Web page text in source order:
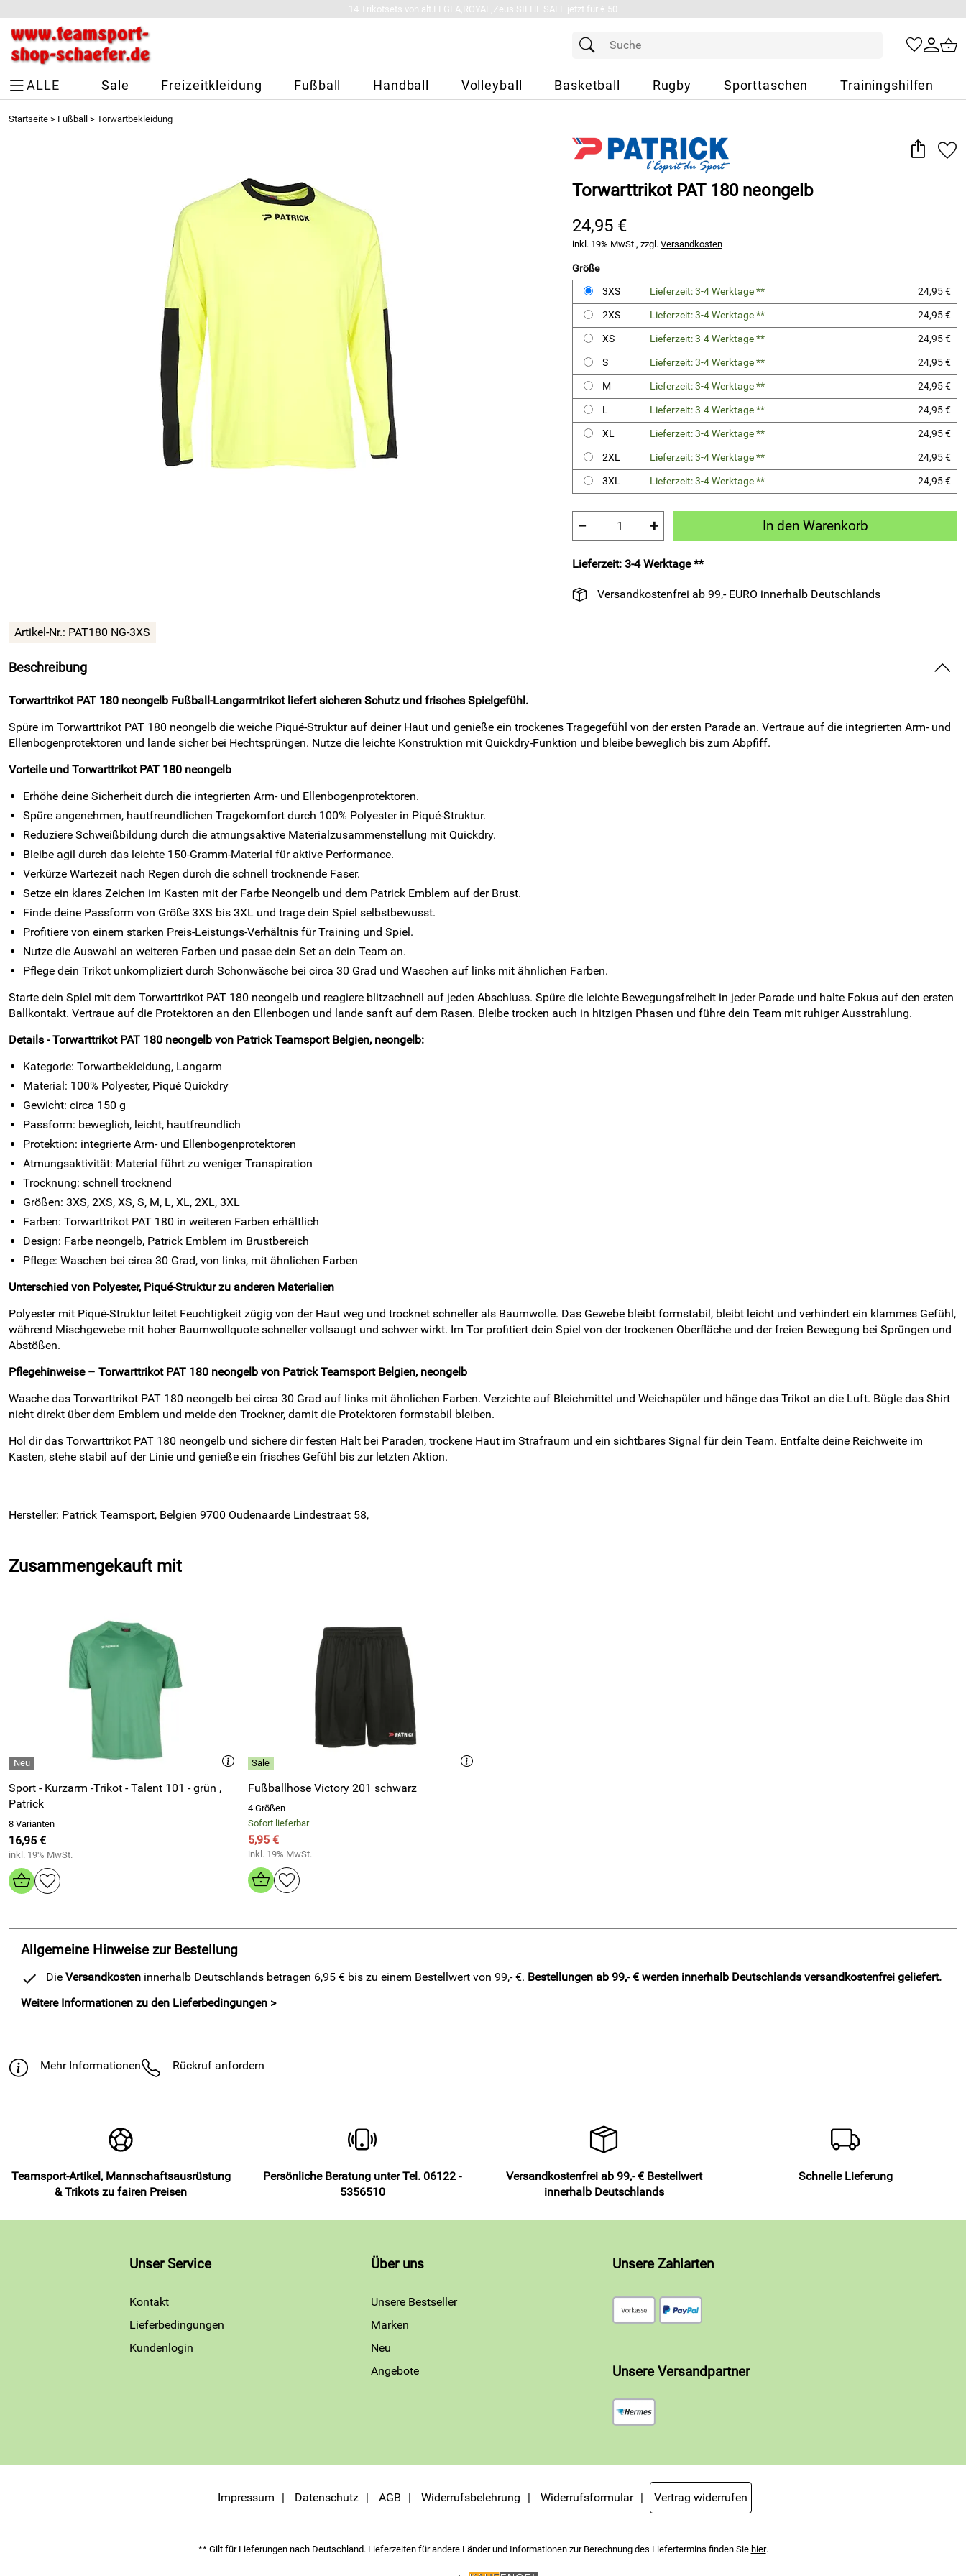
14 Trikotsets von alt.LEGEA,ROYAL,Zeus SIEHE SALE jetzt für € 50
ALLE Sale Freizeitkleidung Fußball Handball Volleyball Basketball Rugby Sporttaschen Trainingshilfen
Startseite > Fußball > Torwartbekleidung
Torwarttrikot PAT 180 neongelb
24,95 €
inkl. 19% MwSt., zzgl. Versandkosten
Größe
3XS
Lieferzeit: 3-4 Werktage **
24,95 €
2XS
Lieferzeit: 3-4 Werktage **
24,95 €
XS
Lieferzeit: 3-4 Werktage **
24,95 €
S
Lieferzeit: 3-4 Werktage **
24,95 €
M
Lieferzeit: 3-4 Werktage **
24,95 €
L
Lieferzeit: 3-4 Werktage **
24,95 €
XL
Lieferzeit: 3-4 Werktage **
24,95 €
2XL
Lieferzeit: 3-4 Werktage **
24,95 €
3XL
Lieferzeit: 3-4 Werktage ** 24,95 €
− + In den Warenkorb
Lieferzeit: 3-4 Werktage **
Versandkostenfrei ab 99,- EURO innerhalb Deutschlands
Artikel-Nr.: PAT180 NG-3XS
Beschreibung
Torwarttrikot PAT 180 neongelb Fußball-Langarmtrikot liefert sicheren Schutz und frisches Spielgefühl.
Spüre im Torwarttrikot PAT 180 neongelb die weiche Piqué-Struktur auf deiner Haut und genieße ein trockenes Tragegefühl von der ersten Parade an. Vertraue auf die integrierten Arm- und
Ellenbogenprotektoren und lande sicher bei Hechtsprüngen. Nutze die leichte Konstruktion mit Quickdry-Funktion und bleibe beweglich bis zum Abpfiff.
Vorteile und Torwarttrikot PAT 180 neongelb
Erhöhe deine Sicherheit durch die integrierten Arm- und Ellenbogenprotektoren.
Spüre angenehmen, hautfreundlichen Tragekomfort durch 100% Polyester in Piqué-Struktur.
Reduziere Schweißbildung durch die atmungsaktive Materialzusammenstellung mit Quickdry.
Bleibe agil durch das leichte 150-Gramm-Material für aktive Performance.
Verkürze Wartezeit nach Regen durch die schnell trocknende Faser.
Setze ein klares Zeichen im Kasten mit der Farbe Neongelb und dem Patrick Emblem auf der Brust.
Finde deine Passform von Größe 3XS bis 3XL und trage dein Spiel selbstbewusst.
Profitiere von einem starken Preis-Leistungs-Verhältnis für Training und Spiel.
Nutze die Auswahl an weiteren Farben und passe dein Set an dein Team an.
Pflege dein Trikot unkompliziert durch Schonwäsche bei circa 30 Grad und Waschen auf links mit ähnlichen Farben.
Starte dein Spiel mit dem Torwarttrikot PAT 180 neongelb und reagiere blitzschnell auf jeden Abschluss. Spüre die leichte Bewegungsfreiheit in jeder Parade und halte Fokus auf den ersten
Ballkontakt. Vertraue auf die Protektoren an den Ellenbogen und lande sanft auf dem Rasen. Bleibe trocken auch in hitzigen Phasen und führe dein Team mit ruhiger Ausstrahlung.
Details - Torwarttrikot PAT 180 neongelb von Patrick Teamsport Belgien, neongelb:
Kategorie: Torwartbekleidung, Langarm
Material: 100% Polyester, Piqué Quickdry
Gewicht: circa 150 g
Passform: beweglich, leicht, hautfreundlich
Protektion: integrierte Arm- und Ellenbogenprotektoren
Atmungsaktivität: Material führt zu weniger Transpiration
Trocknung: schnell trocknend
Größen: 3XS, 2XS, XS, S, M, L, XL, 2XL, 3XL
Farben: Torwarttrikot PAT 180 in weiteren Farben erhältlich
Design: Farbe neongelb, Patrick Emblem im Brustbereich
Pflege: Waschen bei circa 30 Grad, von links, mit ähnlichen Farben
Unterschied von Polyester, Piqué-Struktur zu anderen Materialien
Polyester mit Piqué-Struktur leitet Feuchtigkeit zügig von der Haut weg und trocknet schneller als Baumwolle. Das Gewebe bleibt formstabil, bleibt leicht und verhindert ein klammes Gefühl,
während Mischgewebe mit hoher Baumwollquote schneller vollsaugt und schwer wirkt. Im Tor profitiert dein Spiel von der trockenen Oberfläche und der freien Bewegung bei Sprüngen und
Abstößen.
Pflegehinweise – Torwarttrikot PAT 180 neongelb von Patrick Teamsport Belgien, neongelb
Wasche das Torwarttrikot PAT 180 neongelb bei circa 30 Grad auf links mit ähnlichen Farben. Verzichte auf Bleichmittel und Weichspüler und hänge das Trikot an die Luft. Bügle das Shirt
nicht direkt über dem Emblem und meide den Trockner, damit die Protektoren formstabil bleiben.
Hol dir das Torwarttrikot PAT 180 neongelb und sichere dir festen Halt bei Paraden, trockene Haut im Strafraum und ein sichtbares Signal für dein Team. Entfalte deine Reichweite im
Kasten, stehe stabil auf der Linie und genieße ein frisches Gefühl bis zur letzten Aktion.
Hersteller: Patrick Teamsport, Belgien 9700 Oudenaarde Lindestraat 58,
Zusammengekauft mit
Sport - Kurzarm -Trikot - Talent 101 - grün ,
Patrick
8 Varianten
16,95 €
inkl. 19% MwSt.
Fußballhose Victory 201 schwarz
4 Größen
Sofort lieferbar
5,95 €
inkl. 19% MwSt.
Allgemeine Hinweise zur Bestellung
Die Versandkosten innerhalb Deutschlands betragen 6,95 € bis zu einem Bestellwert von 99,- €. Bestellungen ab 99,- € werden innerhalb Deutschlands versandkostenfrei geliefert.
Weitere Informationen zu den Lieferbedingungen >
Mehr Informationen Rückruf anfordern
Teamsport-Artikel, Mannschaftsausrüstung
& Trikots zu fairen Preisen
Persönliche Beratung unter Tel. 06122 -
5356510
Versandkostenfrei ab 99,- € Bestellwert
innerhalb Deutschlands
Schnelle Lieferung
Unser Service
Kontakt
Lieferbedingungen
Kundenlogin
Über uns
Unsere Bestseller
Marken
Neu
Angebote
Unsere Zahlarten
Unsere Versandpartner
Impressum Datenschutz AGB Widerrufsbelehrung Widerrufsformular Vertrag widerrufen
** Gilt für Lieferungen nach Deutschland. Lieferzeiten für andere Länder und Informationen zur Berechnung des Liefertermins finden Sie hier.